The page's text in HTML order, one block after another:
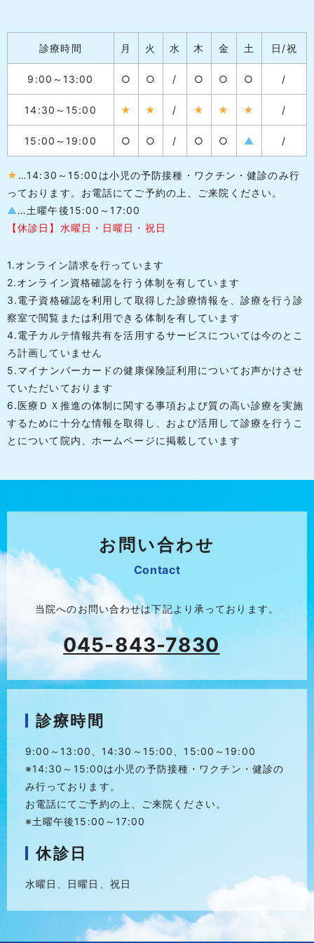
診療時間 月 火 水 木 金 土 日/祝
9:00～13:00 ○ ○ / ○ ○ ○ /
14:30～15:00 ★ ★ / ★ ★ ★ /
15:00～19:00 ○ ○ / ○ ○ ▲ /
★ …14:30～15:00は小児の予防接種・ワクチン・健診のみ行
っております。お電話にてご予約の上、ご来院ください。
▲…土曜午後15:00～17:00
【休診日】水曜日・日曜日・祝日
1.オンライン請求を行っています
2.オンライン資格確認を行う体制を有しています
3.電子資格確認を利用して取得した診療情報を、診療を行う診
察室で閲覧または利用できる体制を有しています
4.電子カルテ情報共有を活用するサービスについては今のとこ
ろ計画していません
5.マイナンバーカードの健康保険証利用についてお声かけさせ
ていただいております
6.医療ＤＸ推進の体制に関する事項および質の高い診療を実施
するために十分な情報を取得し、および活用して診療を行うこ
とについて院内、ホームページに掲載しています
お問い合わせ
Contact
当院へのお問い合わせは下記より承っております。
045-843-7830
診療時間
9:00～13:00、14:30～15:00、15:00～19:00
※14:30～15:00は小児の予防接種・ワクチン・健診の
み行っております。
お電話にてご予約の上、ご来院ください。
※土曜午後15:00～17:00
休診日
水曜日、日曜日、祝日